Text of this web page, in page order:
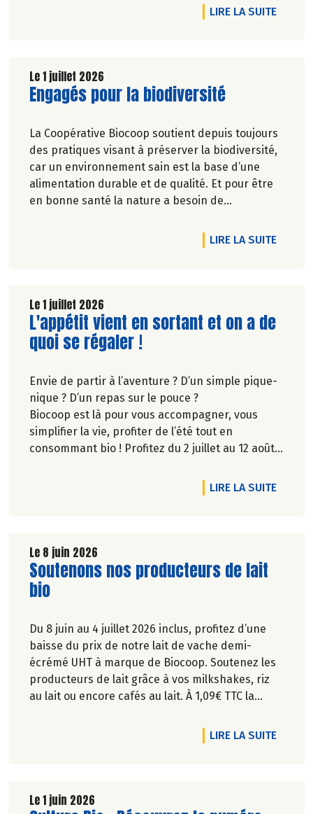
LIRE LA SUITEDE
Le 1 juillet 2026
Lire la suite de l'article
Engagés pour la biodiversité
La Coopérative Biocoop soutient depuis toujours
des pratiques visant à préserver la biodiversité,
car un environnement sain est la base d’une
alimentation durable et de qualité. Et pour être
en bonne santé la nature a besoin de
LIRE LA SUITEDE
Le 1 juillet 2026
Lire la suite de l'article
L'appétit vient en sortant et on a de
quoi se régaler !
Envie de partir à l’aventure ? D’un simple pique-
nique ? D’un repas sur le pouce ?
Biocoop est là pour vous accompagner, vous
simplifier la vie, profiter de l’été tout en
consommant bio ! Profitez du 2 juillet au 12 août
LIRE LA SUITEDE
Le 8 juin 2026
Lire la suite de l'article
Soutenons nos producteurs de lait
bio
Du 8 juin au 4 juillet 2026 inclus, profitez d’une
baisse du prix de notre lait de vache demi-
écrémé UHT à marque de Biocoop. Soutenez les
producteurs de lait grâce à vos milkshakes, riz
au lait ou encore cafés au lait. À 1,09€ TTC la
LIRE LA SUITEDE
Le 1 juin 2026